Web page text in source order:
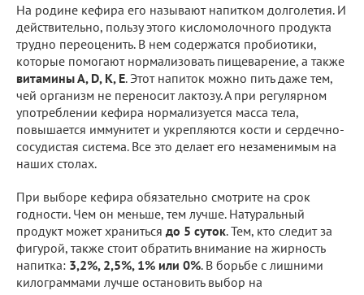
На родине кефира его называют напитком долголетия. И
действительно, пользу этого кисломолочного продукта
трудно переоценить. В нем содержатся пробиотики,
которые помогают нормализовать пищеварение, а также
витамины А, D, K, E. Этот напиток можно пить даже тем,
чей организм не переносит лактозу. А при регулярном
употреблении кефира нормализуется масса тела,
повышается иммунитет и укрепляются кости и сердечно-
сосудистая система. Все это делает его незаменимым на
наших столах.
При выборе кефира обязательно смотрите на срок
годности. Чем он меньше, тем лучше. Натуральный
продукт может храниться до 5 суток. Тем, кто следит за
фигурой, также стоит обратить внимание на жирность
напитка: 3,2%, 2,5%, 1% или 0%. В борьбе с лишними
килограммами лучше остановить выбор на